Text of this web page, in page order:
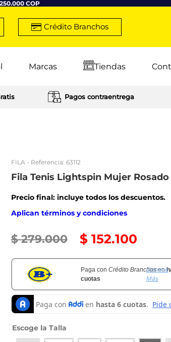
COP
Crédito Branchos
Marcas Tiendas
Pagos contraentrega
FILA- Referencia: 63112
Fila Tenis Lightspin Mujer Rosado
Precio final: incluye todos los descuentos.
Aplican términos y condiciones
$ 279.000 $ 152.100
Paga con Crédito Branchosen
cuotas
Conoce
Más
Talla